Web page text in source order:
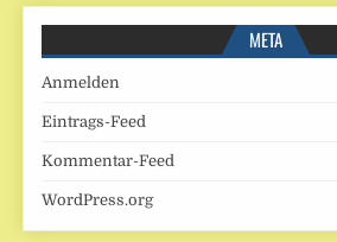
META
Anmelden
Eintrags-Feed
Kommentar-Feed
WordPress.org